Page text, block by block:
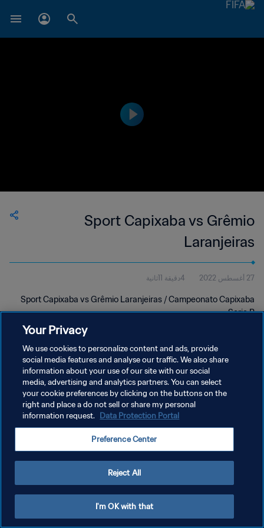
Sport Capixaba vs Grêmio
Laranjeiras
27 أغسطس 2022 4دقيقة 11ثانية
Sport Capixaba vs Grêmio Laranjeiras / Campeonato Capixaba
Serie B
سياسة الخصوصية
إدارة تفضيلات ملفات تعريف الارتباط
Your Privacy
We use cookies to personalize content and ads, provide
social media features and analyse our traffic. We also share
information about your use of our site with our social
media, advertising and analytics partners. You can select
your cookie preferences by clicking on the buttons on the
right and place a do not sell or share my personal
information request. Data Protection Portal
Preference Center
Reject All
I'm OK with that